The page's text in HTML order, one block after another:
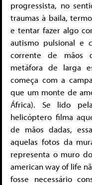
progressista, no
traumas à baila,
e tentar fazer algo
autismo pulsional e
corrente de mãos
metáfora de larga
começa com a
que um monte de
África). Se lido
helicóptero filma
de mãos dadas,
aquelas fotos da
representa o muro
american way of life
fosse necessário